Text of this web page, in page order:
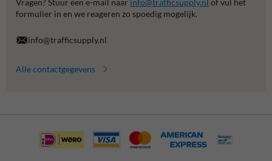
formulier in en we reageren zo spoedig mogelijk.
info@trafficsupply.nl
Alle contactgegevens